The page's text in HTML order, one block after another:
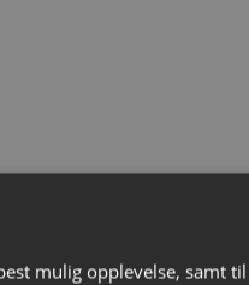
fordomsfrie og
fremover.
mulig opplevelse, samt